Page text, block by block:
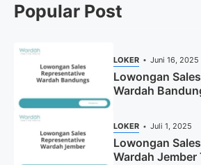
Popular Post
LOKER Juni 16, 2025
Lowongan
Wardah
LOKER Juli 1, 2025
Lowongan
Wardah